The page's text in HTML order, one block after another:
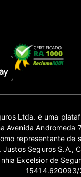
Ltda. é uma
Andromeda
representante de
Seguros S.A.,
Excelsior de
15414.620093/